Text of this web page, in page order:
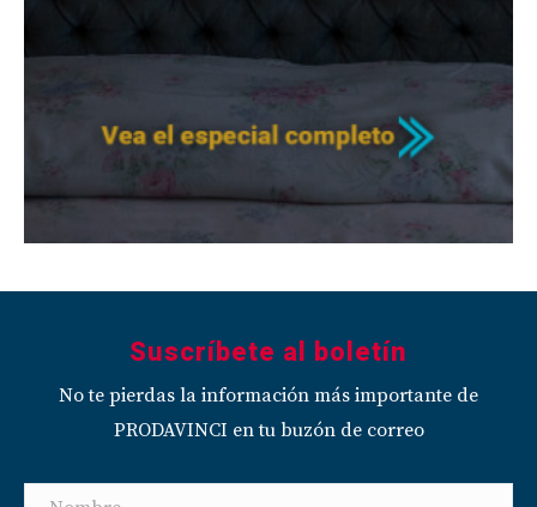
Suscríbete al boletín
No te pierdas la información más importante de
PRODAVINCI en tu buzón de correo